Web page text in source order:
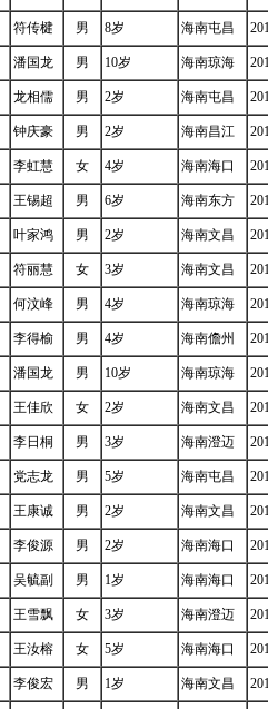
符传楗 男 8岁 海南屯昌
潘国龙 男 10岁 海南琼海
龙相儒 男 2岁 海南屯昌
钟庆豪 男 2岁 海南昌江
李虹慧 女 4岁 海南海口
王锡超 男 6岁 海南东方
叶家鸿 男 2岁 海南文昌
符丽慧 女 3岁 海南文昌
何汶峰 男 4岁 海南琼海
李得榆 男 4岁 海南儋州
潘国龙 男 10岁 海南琼海
王佳欣 女 2岁 海南文昌
李日桐 男 3岁 海南澄迈
党志龙 男 5岁 海南屯昌
王康诚 男 2岁 海南文昌
李俊源 男 2岁 海南海口
吴毓副 男 1岁 海南海口
王雪飘 女 3岁 海南澄迈
王汝榕 女 5岁 海南海口
李俊宏 男 1岁 海南文昌